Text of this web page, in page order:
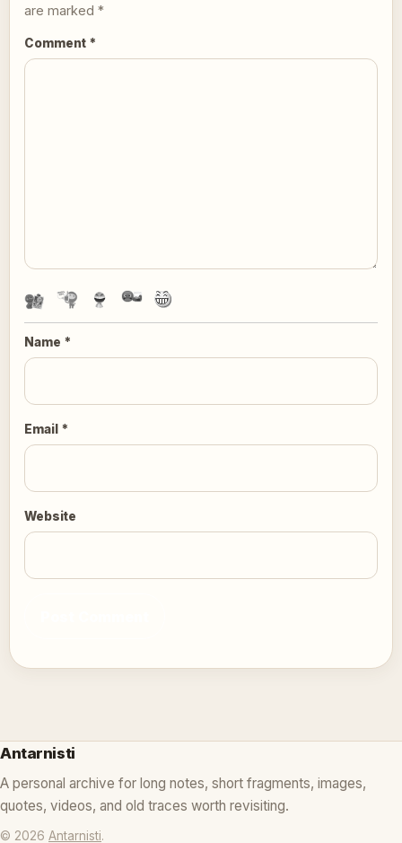
are marked *
Comment *
Name *
Email *
Website
Antarnisti
A personal archive for long notes, short fragments, images,
quotes, videos, and old traces worth revisiting.
© 2026 Antarnisti.